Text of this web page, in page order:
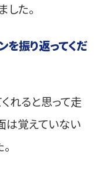
た。
振り返ってくだ
れると思って走
は覚えていない